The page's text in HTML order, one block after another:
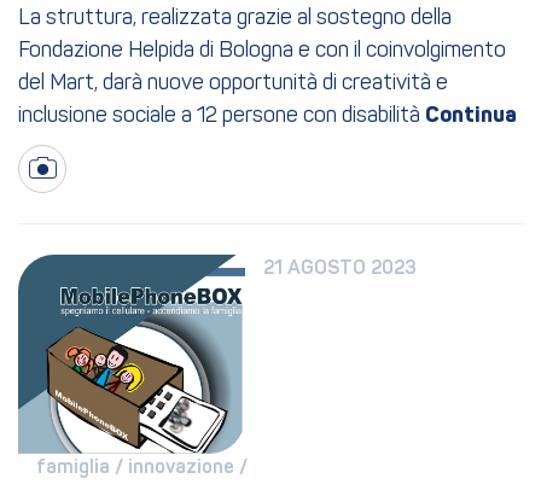
La struttura, realizzata grazie al sostegno della
Fondazione Helpida di Bologna e con il coinvolgimento
del Mart, darà nuove opportunità di creatività e
inclusione sociale a 12 persone con disabilità
21 AGOSTO 2023
famiglia / innovazione /